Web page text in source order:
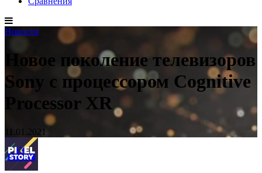
Новости
Новое поколение телевизоров
Sony c процессором Cognitive
Processor XR
11.01.2021